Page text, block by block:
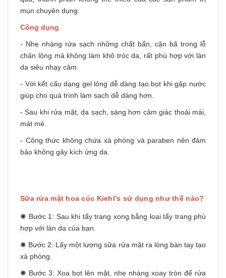
mụn chuyên dụng.
Công dụng
- Nhẹ nhàng rửa sạch những chất bẩn, cặn bã trong lỗ
chân lông mà không làm khô tróc da, rất phù hợp với làn
da siêu nhạy cảm.
- Với kết cấu dạng gel lỏng dễ dàng tạo bọt khi gặp nước
giúp cho quá trình làm sạch dễ dàng hơn.
- Sau khi rửa mặt, da sạch, sáng hơn cảm giác thoải mái,
mát mẻ.
- Công thức không chứa xà phòng và paraben nên đảm
bảo không gây kích ứng da.
Sữa rửa mặt hoa cúc Kiehl’s sử dụng như thế nào?
✺ Bước 1: Sau khi tẩy trang xong bằng loại tẩy trang phù
hợp với làn da của bạn.
✺ Bước 2: Lấy một lượngsữa rửa mặtra lòng bàn tay tạo
xà phòng.
✺ Bước 3: Xoa bọt lên mặt, nhẹ nhàng xoay tròn để rửa